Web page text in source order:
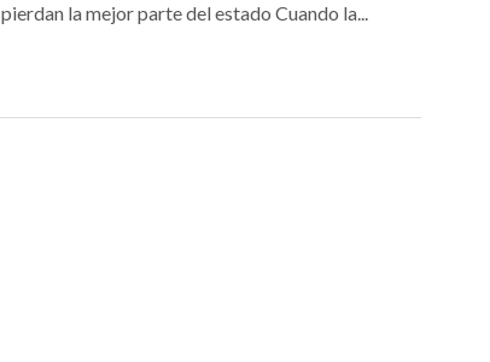
pierdan la mejor parte del estado Cuando la...